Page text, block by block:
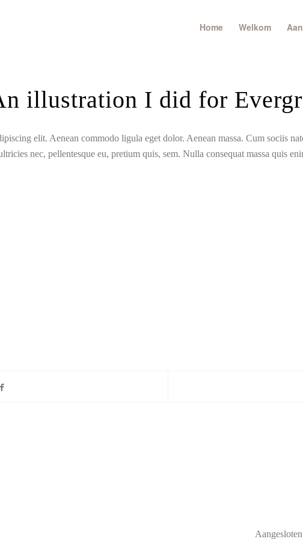
Home Welkom
illustration I did for
elit. Aenean commodo ligula eget dolor. Aenean massa. Cum sociis
nec, pellentesque eu, pretium quis, sem. Nulla consequat massa quis